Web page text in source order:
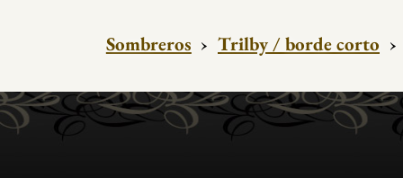
Sombreros › Trilby / borde corto ›